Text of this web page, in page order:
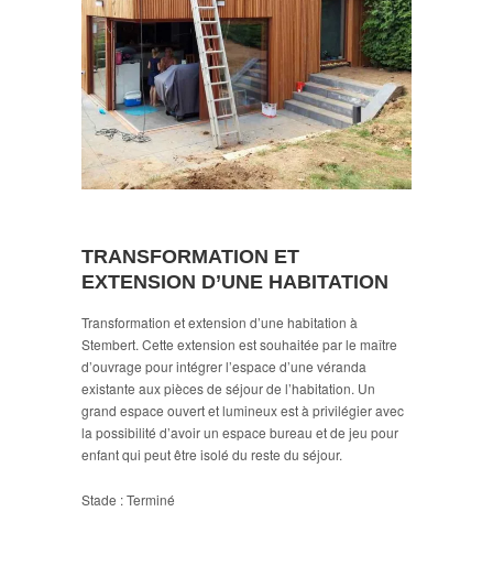
TRANSFORMATION ET
EXTENSION D’UNE HABITATION
Transformation et extension d’une habitation à
Stembert. Cette extension est souhaitée par le maître
d’ouvrage pour intégrer l’espace d’une véranda
existante aux pièces de séjour de l’habitation. Un
grand espace ouvert et lumineux est à privilégier avec
la possibilité d’avoir un espace bureau et de jeu pour
enfant qui peut être isolé du reste du séjour.
Stade : Terminé